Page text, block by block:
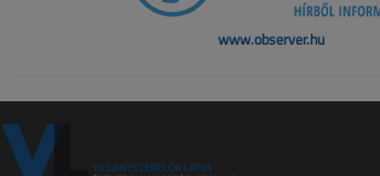
www.observer.hu